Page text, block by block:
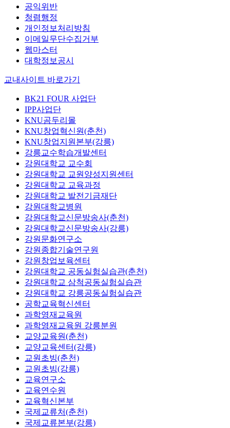
공익위반
청렴행정
개인정보처리방침
이메일무단수집거부
웹마스터
대학정보공시
교내사이트 바로가기
BK21 FOUR 사업단
IPP사업단
KNU곰두리몰
KNU창업혁신원(춘천)
KNU창업지원본부(강릉)
강릉교수학습개발센터
강원대학교 교수회
강원대학교 교원양성지원센터
강원대학교 교육과정
강원대학교 발전기금재단
강원대학교병원
강원대학교신문방송사(춘천)
강원대학교신문방송사(강릉)
강원문화연구소
강원종합기술연구원
강원창업보육센터
강원대학교 공동실험실습관(춘천)
강원대학교 삼척공동실험실습관
강원대학교 강릉공동실험실습관
공학교육혁신센터
과학영재교육원
과학영재교육원 강릉분원
교양교육원(춘천)
교양교육센터(강릉)
교원초빙(춘천)
교원초빙(강릉)
교육연구소
교육연수원
교육혁신본부
국제교류처(춘천)
국제교류본부(강릉)